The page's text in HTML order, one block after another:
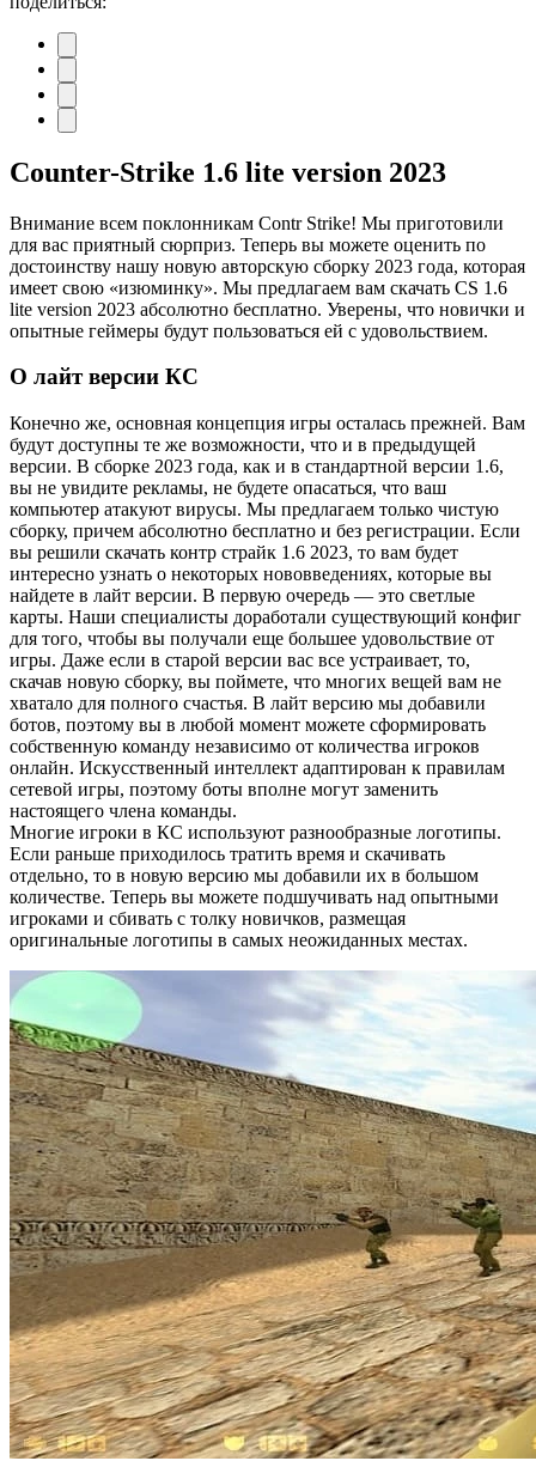
Counter-Strike 1.6 lite version 2023
Внимание всем поклонникам Contr Strike! Мы приготовили
для вас приятный сюрприз. Теперь вы можете оценить по
достоинству нашу новую авторскую сборку 2023 года, которая
имеет свою «изюминку». Мы предлагаем вам скачать CS 1.6
lite version 2023 абсолютно бесплатно. Уверены, что новички и
опытные геймеры будут пользоваться ей с удовольствием.
О лайт версии КС
Конечно же, основная концепция игры осталась прежней. Вам
будут доступны те же возможности, что и в предыдущей
версии. В сборке 2023 года, как и в стандартной версии 1.6,
вы не увидите рекламы, не будете опасаться, что ваш
компьютер атакуют вирусы. Мы предлагаем только чистую
сборку, причем абсолютно бесплатно и без регистрации. Если
вы решили скачать контр страйк 1.6 2023, то вам будет
интересно узнать о некоторых нововведениях, которые вы
найдете в лайт версии. В первую очередь — это светлые
карты. Наши специалисты доработали существующий конфиг
для того, чтобы вы получали еще большее удовольствие от
игры. Даже если в старой версии вас все устраивает, то,
скачав новую сборку, вы поймете, что многих вещей вам не
хватало для полного счастья. В лайт версию мы добавили
ботов, поэтому вы в любой момент можете сформировать
собственную команду независимо от количества игроков
онлайн. Искусственный интеллект адаптирован к правилам
сетевой игры, поэтому боты вполне могут заменить
настоящего члена команды.
Многие игроки в КС используют разнообразные логотипы.
Если раньше приходилось тратить время и скачивать
отдельно, то в новую версию мы добавили их в большом
количестве. Теперь вы можете подшучивать над опытными
игроками и сбивать с толку новичков, размещая
оригинальные логотипы в самых неожиданных местах.